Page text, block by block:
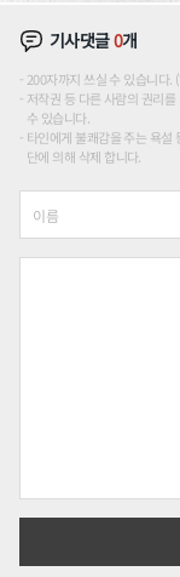
기사댓글0개
200자까지 쓰실 수 있습니다
저작권 등 다른 사람의 권리
수 있습니다.
타인에게 불쾌감을 주는 욕설
단에 의해 삭제 합니다.